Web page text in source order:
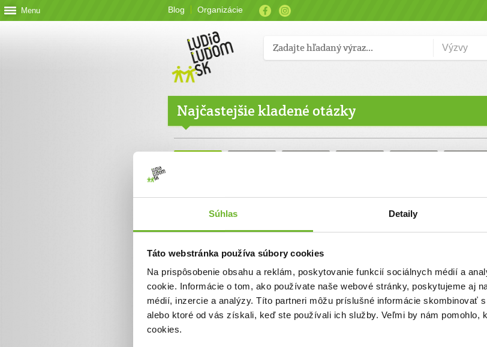
Súhlas Detaily
Táto webstránka používa súbory cookies
Na prispôsobenie obsahu a reklám, poskytovanie funkcií sociálnych médií a
cookie. Informácie o tom, ako používate naše webové stránky, poskytujeme aj
médií, inzercie a analýzy. Títo partneri môžu príslušné informácie skombinovať
alebo ktoré od vás získali, keď ste používali ich služby. Veľmi by nám pomohlo,
cookies.
Menu Blog Organizácie
Najčastejšie kladené otázky
Čo je ĽudiaĽuďom.sk?
Je to internetový portál, ktorý
ľuďom v núdzi, neziskovým
záujmovým i cirkevným
či samosprávam jednoducho si